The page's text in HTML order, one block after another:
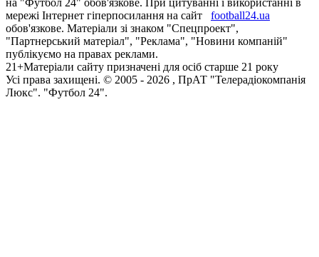
на "Футбол 24" обов'язкове. При цитуванні і використанні в
мережі Інтернет гіперпосилання на сайт
football24.ua
обов'язкове. Матеріали зі знаком "Спецпроект",
"Партнерський матеріал", "Реклама", "Новини компаній"
публікуємо на правах реклами.
21+Матеріали сайту призначені для осіб старше 21 року
Усi права захищенi. © 2005 - 2026 , ПрАТ "Телерадіокомпанія
Люкс". "Футбол 24".